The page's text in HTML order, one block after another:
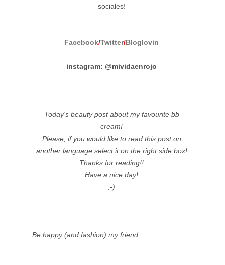
sociales!
Facebook/Twitter/Bloglovin
instagram: @mividaenrojo
Today's beauty post about my favourite bb
cream!
Please, if you would like to read this post on
another language select it on the right side box!
Thanks for reading!!
Have a nice day!
;-)
Be happy (and fashion) my friend.